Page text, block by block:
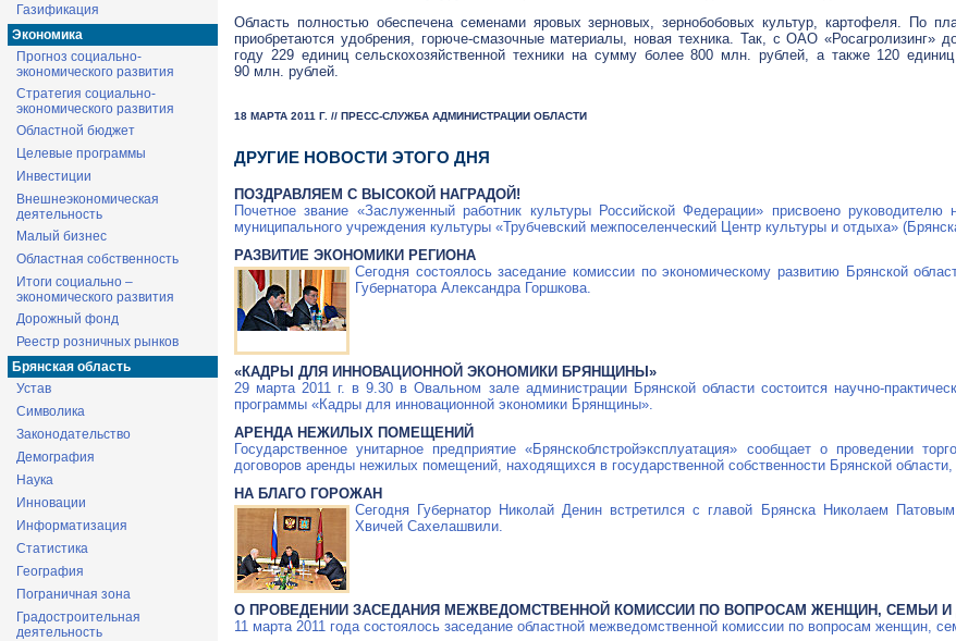
Газификация
Экономика
Прогноз социально-
экономического развития
Стратегия социально-
экономического развития
Областной бюджет
Целевые программы
Инвестиции
Внешнеэкономическая
деятельность
Малый бизнес
Областная собственность
Итоги социально –
экономического развития
Дорожный фонд
Реестр розничных рынков
Брянская область
Устав
Символика
Законодательство
Демография
Наука
Инновации
Информатизация
Статистика
География
Пограничная зона
Градостроительная
деятельность
Область полностью обеспечена семенами яровых зерновых, зернобобовых культур, картофеля. По
приобретаются удобрения, горюче-смазочныематериалы, новая техника. Так, сОАО «Росагролизинг»
году 229 единиц сельскохозяйственной техники на сумму более 800 млн. рублей, а также 120
90 млн. рублей.
18 МАРТА 2011 Г. // ПРЕСС-СЛУЖБА АДМИНИСТРАЦИИ ОБЛАСТИ
ДРУГИЕ НОВОСТИ ЭТОГО ДНЯ
ПОЗДРАВЛЯЕМ С ВЫСОКОЙ НАГРАДОЙ!
Почетное звание «Заслуженный работник культуры Российской Федерации» присвоено
муниципального учреждения культуры «Трубчевский межпоселенческий Центр культуры и отдыха»
РАЗВИТИЕ ЭКОНОМИКИ РЕГИОНА
Сегодня состоялось заседание комиссии по экономическому развитию Брянской
Губернатора Александра Горшкова.
«КАДРЫ ДЛЯ ИННОВАЦИОННОЙ ЭКОНОМИКИ БРЯНЩИНЫ»
29 марта 2011 г. в 9.30 в Овальном зале администрации Брянской области состоится научно-
программы «Кадры для инновационной экономики Брянщины».
АРЕНДА НЕЖИЛЫХ ПОМЕЩЕНИЙ
Государственное унитарное предприятие «Брянскоблстройэксплуатация» сообщает о проведении
договоров аренды нежилых помещений, находящихся в государственной собственности Брянской области,
НА БЛАГО ГОРОЖАН
Сегодня Губернатор Николай Денин встретился с главой Брянска Николаем
Хвичей Сахелашвили.
О ПРОВЕДЕНИИ ЗАСЕДАНИЯ МЕЖВЕДОМСТВЕННОЙ КОМИССИИ ПО ВОПРОСАМ ЖЕНЩИН, СЕМЬИ И
11 марта 2011 года состоялось заседание областной межведомственной комиссии по вопросам женщин,